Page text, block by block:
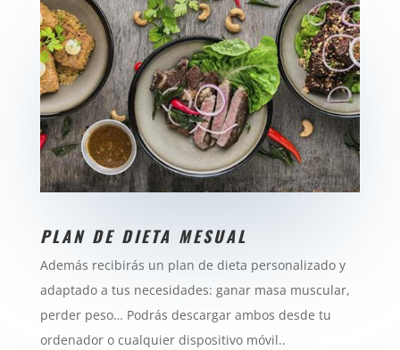
PLAN DE DIETA MESUAL
Además recibirás un plan de dieta personalizado y
adaptado a tus necesidades: ganar masa muscular,
perder peso… Podrás descargar ambos desde tu
ordenador o cualquier dispositivo móvil..